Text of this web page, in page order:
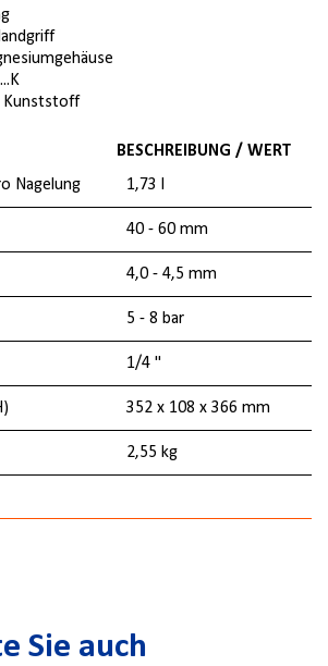
Kunststoff
BESCHREIBUNG / WERT
Nagelung
1,73 l
40 - 60 mm
4,0 - 4,5 mm
5 - 8 bar
1/4 "
352 x 108 x 366 mm
2,55 kg
Sie auch